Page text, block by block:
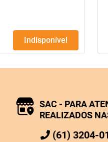
Indisponível
SAC - PARA
REALIZADOS
(61) 3204-